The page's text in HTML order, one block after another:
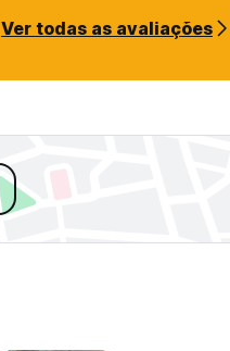
Ver todas as avaliações